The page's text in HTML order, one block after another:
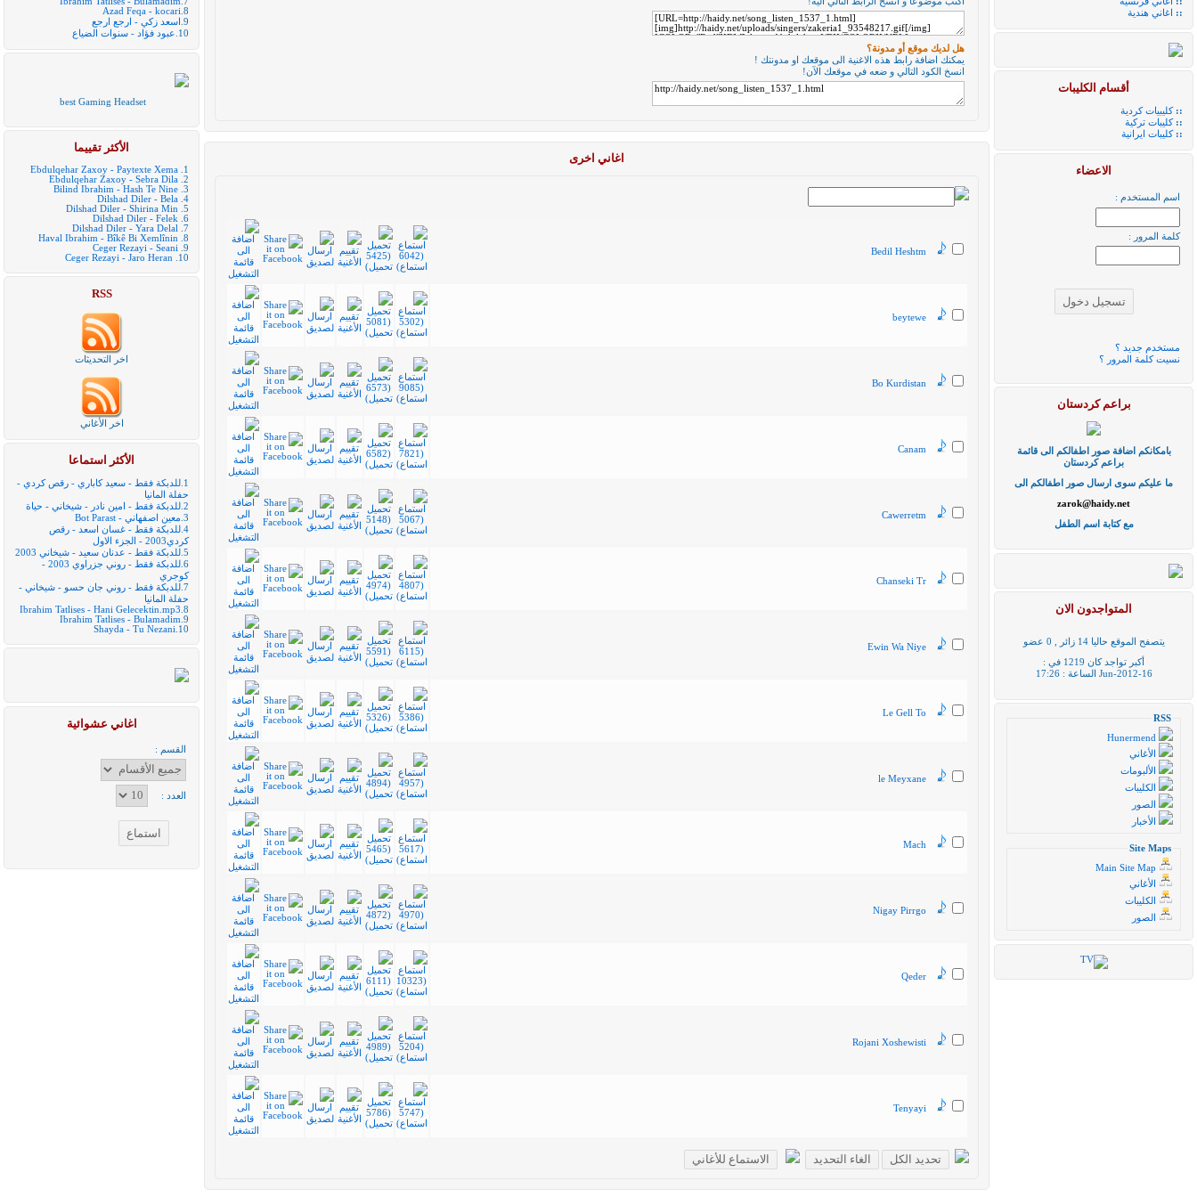
8.
Azad Feqa - kocari
9. اسعد زكي - ارجع ارجع
10. عبود فؤاد - سنوات الضياع
best Gaming Headset
الأكثر تقييما
1.
Ebdulqehar Zaxoy - Paytexte Xema
2.
Ebdulqehar Zaxoy - Sebra Dila
3.
Bilind Ibrahim - Hash Te Nine
4.
Dilshad Diler - Bela
5.
Dilshad Diler - Shirina Min
6.
Dilshad Diler - Felek
7.
Dilshad Diler - Yara Delal
8.
Haval Ibrahim - Bîkê Bi Xemlînin
9.
Ceger Rezayi - Seani
10.
Ceger Rezayi - Jaro Heran
RSS
اخر التحديثات
اخر الأغاني
الأكثر استماعا
1. للدبكة فقط - سعيد كاباري - رقص كردي -
حفلة المانيا
2. للدبكة فقط - امين نادر - شيخاني - حياة
3. معين اصفهاني - Bot Parast
4. للدبكة فقط - غسان اسعد - رقص
كردي2003 - الجزء الاول
5. للدبكة فقط - عدنان سعيد - شيخاني 2003
6.
للدبكة فقط - روني جزراوي 2003 -
كوجري
7. للدبكة فقط - روني جان حسو - شيخاني -
حفلة المانيا
8.
Ibrahim Tatlises - Hani Gelecektin.mp3
9.
Ibrahim Tatlises - Bulamadim
10.
Shayda - Tu Nezani
اغاني عشوائية
القسم :
العدد :
هل لديك موقع أو مدونة؟
يمكنك اضافة رابط هذه الاغنية الى موقعك او مدونتك !
انسخ الكود التالي و ضعه في موقعك الآن!
اغاني اخرى
Bedil Heshtm
beytewe
Bo Kurdistan
Canam
Cawerretm
Chanseki Tr
Ewin Wa Niye
Le Gell To
le Meyxane
Mach
Nigay Pirrgo
Qeder
Rojani Xoshewisti
Tenyayi
::
اغاني هندية
أقسام الكليبات
:: كليبيات كردية
:: كليبات تركية
:: كليبات ايرانية
الاعضاء
اسم المستخدم :
كلمة المرور :
مستخدم جديد ؟
نسيت كلمة المرور ؟
براعم كردستان
بامكانكم اضافة صور اطفالكم الى قائمة
براعم كردستان
ما عليكم سوى ارسال صور اطفالكم الى
zarok@haidy.net
مع كتابة اسم الطفل
المتواجدون الان
يتصفح الموقع حاليا 14 زائر , 0 عضو
أكبر تواجد كان 1219 في :
16-Jun-2012 الساعة : 17:26
RSS
الأغاني
الألبومات
الكليبات
الصور
الأخبار
Site Maps
الأغاني
الكليبات
الصور